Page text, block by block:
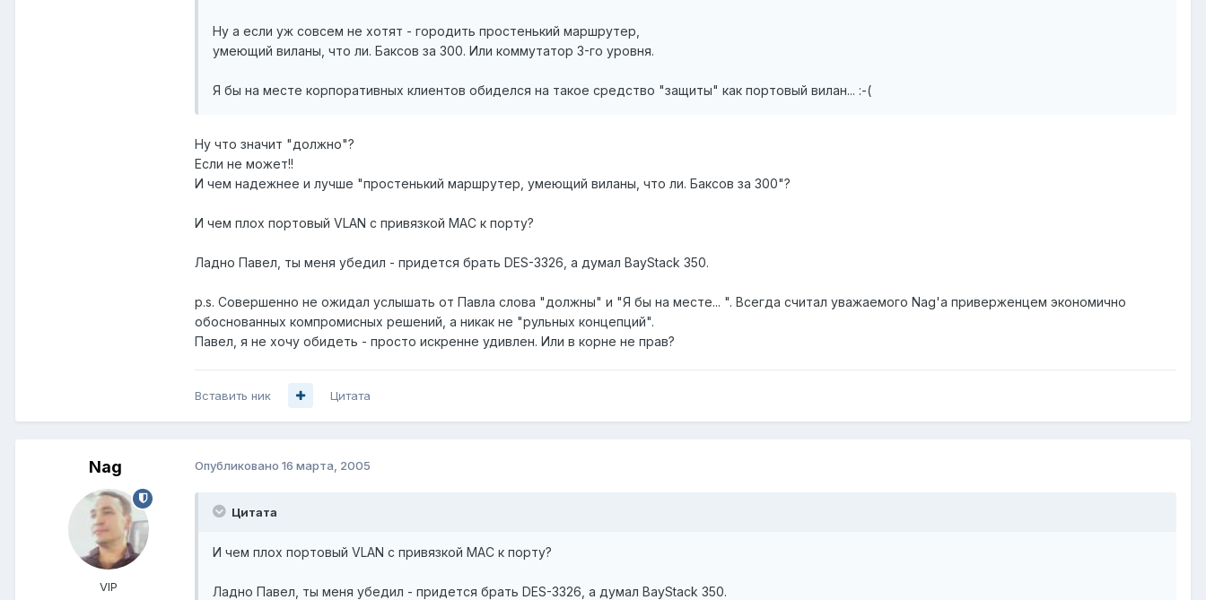
Ну а если уж совсем не хотят - городить простенький маршрутер,
умеющий виланы, что ли. Баксов за 300. Или коммутатор 3-го уровня.
Я бы на месте корпоративных клиентов обиделся на такое средство "защиты" как портовый вилан... :-(
Ну что значит "должно"?
Если не может!!
И чем надежнее и лучше "простенький маршрутер, умеющий виланы, что ли. Баксов за 300"?
И чем плох портовый VLAN с привязкой MAC к порту?
Ладно Павел, ты меня убедил - придется брать DES-3326, а думал BayStack 350.
p.s. Совершенно не ожидал услышать от Павла слова "должны" и "Я бы на месте... ". Всегда считал уважаемого Nag'а приверженцем экономично
обоснованных компромисных решений, а никак не "рульных концепций".
Павел, я не хочу обидеть - просто искренне удивлен. Или в корне не прав?
Вставить ник Цитата
Nag
VIP
Опубликовано 16 марта, 2005
Цитата
И чем плох портовый VLAN с привязкой MAC к порту?
Ладно Павел, ты меня убедил - придется брать DES-3326, а думал BayStack 350.